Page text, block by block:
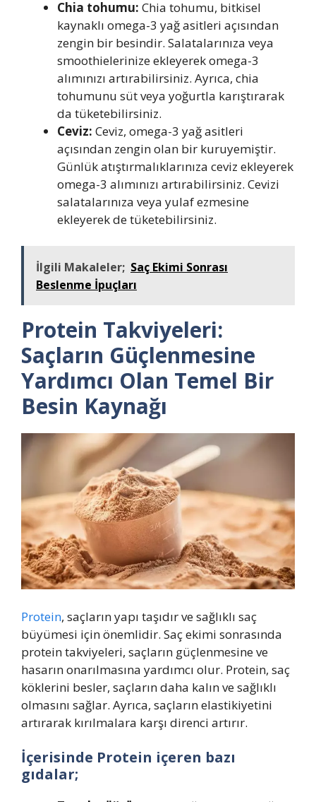
Chia tohumu: Chia tohumu, bitkisel
kaynaklı omega-3 yağ asitleri açısından
zengin bir besindir. Salatalarınıza veya
smoothielerinize ekleyerek omega-3
alımınızı artırabilirsiniz. Ayrıca, chia
tohumunu süt veya yoğurtla karıştırarak
da tüketebilirsiniz.
Ceviz: Ceviz, omega-3 yağ asitleri
açısından zengin olan bir kuruyemiştir.
Günlük atıştırmalıklarınıza ceviz ekleyerek
omega-3 alımınızı artırabilirsiniz. Cevizi
salatalarınıza veya yulaf ezmesine
ekleyerek de tüketebilirsiniz.
İlgili Makaleler; Saç Ekimi Sonrası
Beslenme İpuçları
Protein Takviyeleri:
Saçların Güçlenmesine
Yardımcı Olan Temel Bir
Besin Kaynağı
Protein, saçların yapı taşıdır ve sağlıklı saç
büyümesi için önemlidir. Saç ekimi sonrasında
protein takviyeleri, saçların güçlenmesine ve
hasarın onarılmasına yardımcı olur. Protein, saç
köklerini besler, saçların daha kalın ve sağlıklı
olmasını sağlar. Ayrıca, saçların elastikiyetini
artırarak kırılmalara karşı direnci artırır.
İçerisinde Protein içeren bazı
gıdalar;